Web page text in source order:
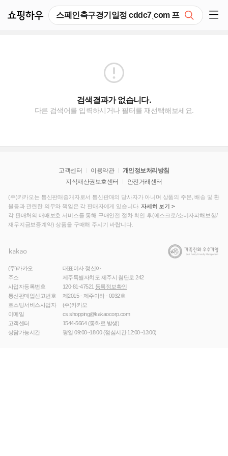
검색결과가 없습니다.
다른 검색어를 입력하시거나 필터를 재선택해보세요.
고객센터 이용약관
개인정보처리방침
지식재산권보호센터
안전거래센터
(주)카카오는 통신판매중개자로서 통신판매의 당사자가 아니며 상품의 주문, 배송 및 환
불등과 관련한 의무와 책임은 각 판매자에게 있습니다. 자세히 보기 >
각 판매처의 매매보호 서비스를 통해 구매안전 절차 확인 후(에스크로/소비자피해보험/
재무지금보증계약) 상품을 구매해 주시기 바랍니다.
(주)카카오
대표이사 정신아
주소
제주특별자치도 제주시 첨단로 242
사업자등록번호
120-81-47521 등록정보확인
통신판매업신고번호
제2015 - 제주아라 - 0032호
호스팅서비스사업자
(주)카카오
이메일
cs.shopping@kakaocorp.com
고객센터
1544-5664(통화료 발생)
상담가능시간
평일 09:00~18:00 (점심시간 12:00~13:00)